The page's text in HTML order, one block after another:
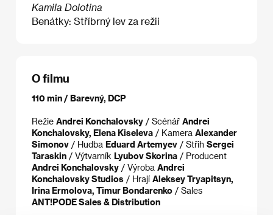
Kamila Dolotina
Benátky: Stříbrný lev za režii
O filmu
110 min / Barevný, DCP
Režie Andrei Konchalovsky / Scénář Andrei
Konchalovsky, Elena Kiseleva / Kamera Alexander
Simonov / Hudba Eduard Artemyev / Střih Sergei
Taraskin / Výtvarník Lyubov Skorina / Producent
Andrei Konchalovsky / Výroba Andrei
Konchalovsky Studios / Hrají Aleksey Tryapitsyn,
Irina Ermolova, Timur Bondarenko / Sales
ANT!PODE Sales & Distribution